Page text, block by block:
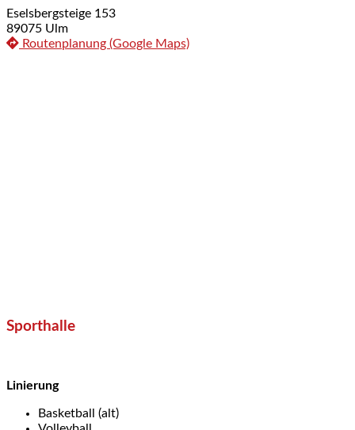
Eselsbergsteige 153
89075 Ulm
Routenplanung (Google Maps)
Sporthalle
Linierung
Basketball (alt)